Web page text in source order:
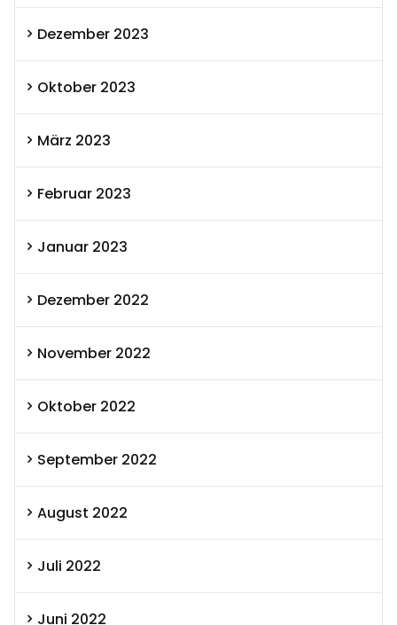
Dezember 2023
Oktober 2023
März 2023
Februar 2023
Januar 2023
Dezember 2022
November 2022
Oktober 2022
September 2022
August 2022
Juli 2022
Juni 2022